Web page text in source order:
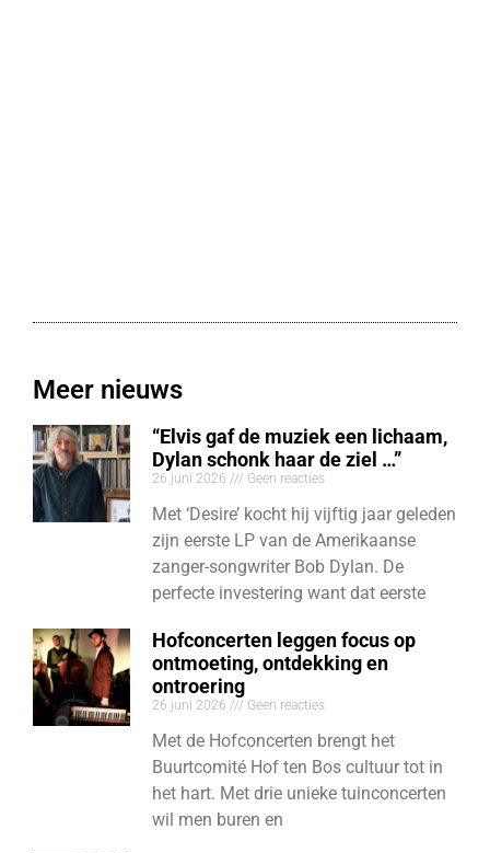
Meer nieuws
“Elvis gaf de muziek een lichaam,
Dylan schonk haar de ziel …”
26 juni 2026 Geen reacties
Met ‘Desire’ kocht hij vijftig jaar geleden
zijn eerste LP van de Amerikaanse
zanger-songwriter Bob Dylan. De
perfecte investering want dat eerste
Hofconcerten leggen focus op
ontmoeting, ontdekking en
ontroering
26 juni 2026 Geen reacties
Met de Hofconcerten brengt het
Buurtcomité Hof ten Bos cultuur tot in
het hart. Met drie unieke tuinconcerten
wil men buren en